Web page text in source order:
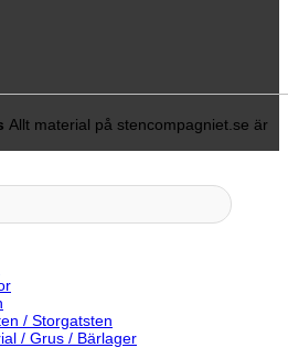
Allt material på stencompagniet.se är
/ Storgatsten
/ Grus / Bärlager